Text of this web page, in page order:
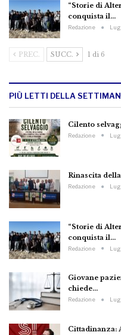
“Storie di
conquista il…
Redazione Lug
PREC. SUCC. 1 di 6
PIÙ LETTI DELLA
Cilento
Redazione Lug
Rinascita
Redazione Lug
“Storie di
conquista il…
Redazione Lug
Giovane
chiede…
Redazione Lug
Cittadinanza: